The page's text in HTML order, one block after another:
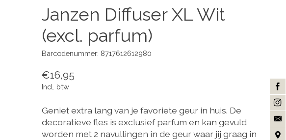
Janzen Diffuser XL Wit
(excl. parfum)
Barcodenummer: 8717612612980
€16,95
Incl. btw
Geniet extra lang van je favoriete geur in huis. De
decoratieve fles is exclusief parfum en kan gevuld
worden met 2 navullingen in de geur waar jij graag in